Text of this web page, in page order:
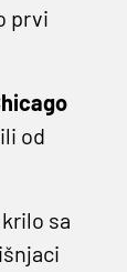
prvi
od
sa